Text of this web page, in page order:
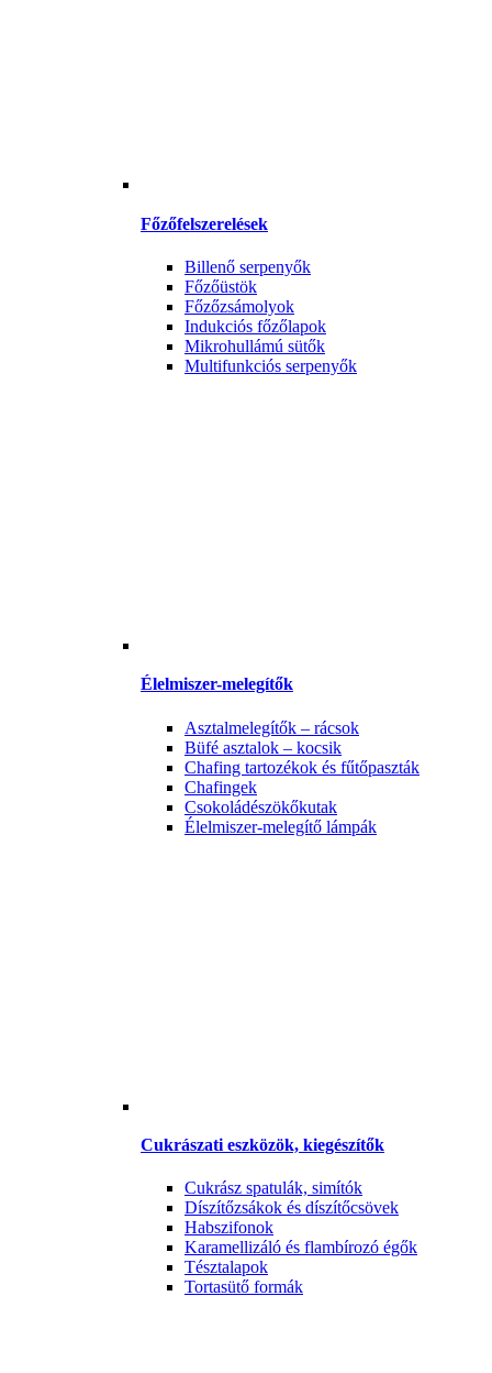
Főzőfelszerelések
Billenő serpenyők
Főzőüstök
Főzőzsámolyok
Indukciós főzőlapok
Mikrohullámú sütők
Multifunkciós serpenyők
Élelmiszer-melegítők
Asztalmelegítők – rácsok
Büfé asztalok – kocsik
Chafing tartozékok és fűtőpaszták
Chafingek
Csokoládészökőkutak
Élelmiszer-melegítő lámpák
Cukrászati eszközök, kiegészítők
Cukrász spatulák, simítók
Díszítőzsákok és díszítőcsövek
Habszifonok
Karamellizáló és flambírozó égők
Tésztalapok
Tortasütő formák